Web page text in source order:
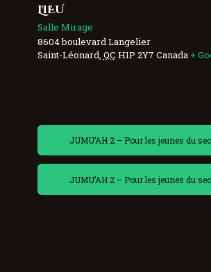
LIEU
Salle Mirage
8604 boulevard Langelier
Saint-Léonard QC H1P 2Y7 Canada +
JUMU’AH 2 – Pour les jeunes du
JUMU’AH 2 – Pour les jeunes du